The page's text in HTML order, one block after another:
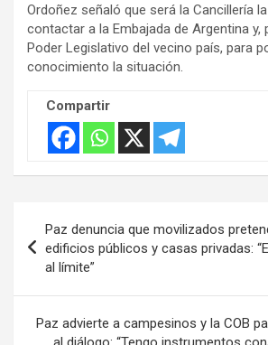
e
m
e
Ordoñez señaló que será la Cancillería
contactar a la Embajada de Argentina y,
Poder Legislativo del vecino país, para
conocimiento la situación.
Compartir
de
entradas
Paz denuncia que movilizados
edificios públicos y casas privadas:
al límite”
Paz advierte a campesinos y la COB